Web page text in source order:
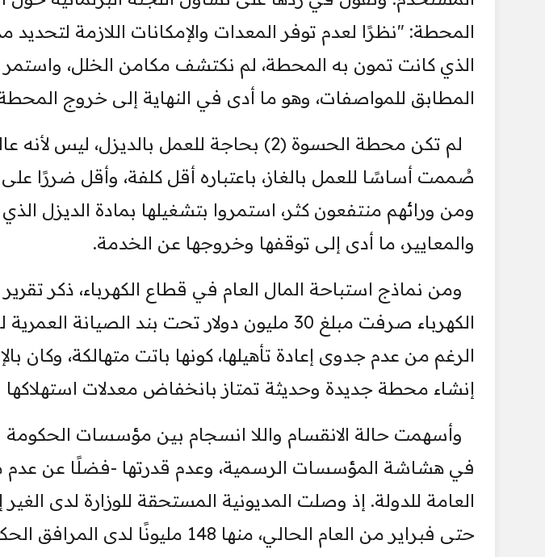
المحطة: "نظرًا لعدم توفر المعدات والإمكانات اللازمة لتحديد
الذي كانت تمون به المحطة، لم نكتشف مكامن الخلل، واستمر
المطابق للمواصفات، وهو ما أدى في النهاية إلى خروج
لم تكن محطة الحسوة (2) بحاجة للعمل بالديزل،
صُممت أساسًا للعمل بالغاز، باعتباره أقل كلفة، وأقل ضررًا على
ومن ورائهم منتفعون كثر، استمروا بتشغيلها بمادة الديزل
والمعايير، ما أدى إلى توقفها وخروجها عن الخدمة.
ومن نماذج استباحة المال العام في قطاع الكهرباء، ذكر تقرير
الرغم من عدم جدوى إعادة تأهيلها، كونها باتت متهالكة، وكان
إنشاء محطة جديدة وحديثة تمتاز بانخفاض معدلات استهلاكها
وأسهمت حالة الانقسام واللا انسجام بين مؤسسات الحكومة
في هشاشة المؤسسات الرسمية، وعدم قدرتها -فضلًا عن عدم
حتى فبراير من العام الحالي، منها 148 مليونًا لدى المرافق الحكومية.